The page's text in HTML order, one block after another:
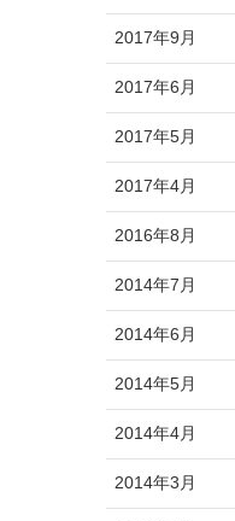
2017年9月
2017年6月
2017年5月
2017年4月
2016年8月
2014年7月
2014年6月
2014年5月
2014年4月
2014年3月